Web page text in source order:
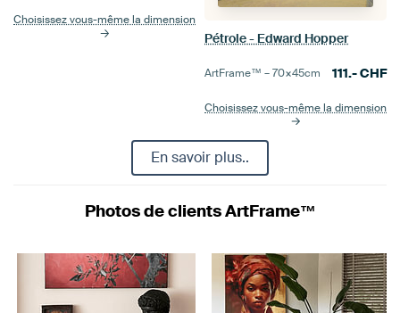
Choisissez vous-même la dimension
Pétrole - Edward Hopper
ArtFrame™ –70×45cm 111.-CHF
Choisissez vous-même la dimension
En savoir plus..
Photos de clients ArtFrame™